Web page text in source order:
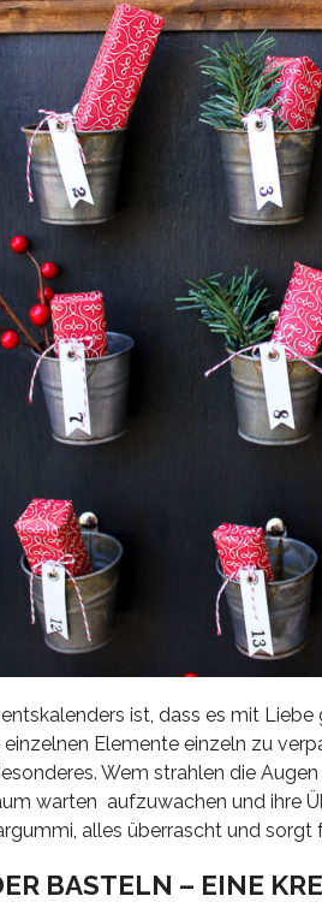
ist, dass es mit
Elemente einzeln zu
Wem strahlen die
warten aufzuwachen und ihre
alles überrascht und sorgt
BASTELN – EINE